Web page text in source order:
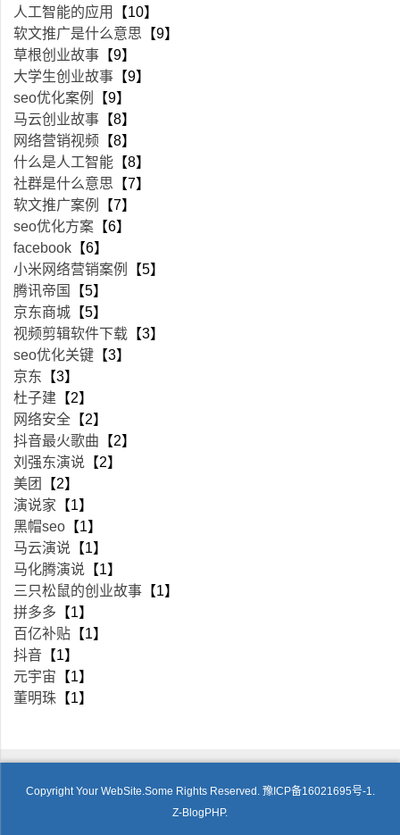
人工智能的应用
【10】
软文推广是什么意思 【9】
草根创业故事 【9】
大学生创业故事 【9】
seo优化案例
【9】
马云创业故事 【8】
网络营销视频 【8】
什么是人工智能 【8】
社群是什么意思 【7】
软文推广案例
【7】
seo优化方案 【6】
facebook 【6】
小米网络营销案例
【5】
腾讯帝国
【5】
京东商城 【5】
视频剪辑软件下载 【3】
seo优化关键 【3】
京东 【3】
杜子建 【2】
网络安全 【2】
抖音最火歌曲 【2】
刘强东演说 【2】
美团
【2】
演说家 【1】
黑帽seo 【1】
马云演说 【1】
马化腾演说 【1】
三只松鼠的创业故事 【1】
拼多多 【1】
百亿补贴 【1】
抖音 【1】
元宇宙 【1】
董明珠 【1】
Copyright Your WebSite.Some Rights Reserved. 豫ICP备16021695号-1.
Z-BlogPHP.